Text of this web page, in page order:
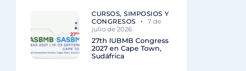
CURSOS, SIMPOSIOS Y
CONGRESOS
7 de
julio de 2026
27th IUBMB Congress
2027 en Cape Town,
Sudáfrica